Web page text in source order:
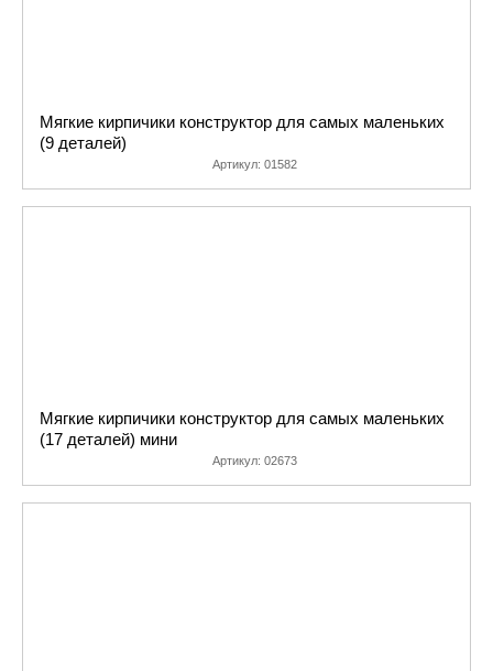
Мягкие кирпичики конструктор для самых маленьких
(9 деталей)
Артикул: 01582
Мягкие кирпичики конструктор для самых маленьких
(17 деталей) мини
Артикул: 02673